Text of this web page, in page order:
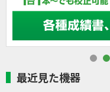
最近見た機器